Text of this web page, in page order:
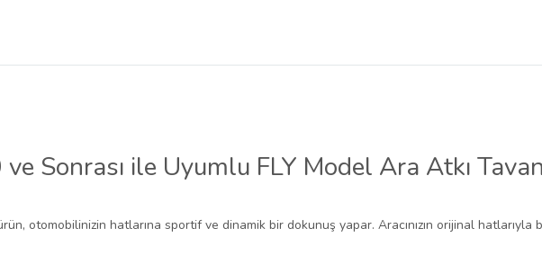
Sonrası ile Uyumlu FLY Model Ara Atkı
otomobilinizin hatlarına sportif ve dinamik bir dokunuş yapar. Aracınızın orijinal hatlarıyla